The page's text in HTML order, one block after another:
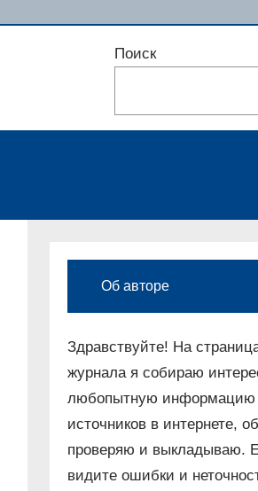
Поиск
Об авторе
Здравствуйте! На
журнала я собираю
любопытную информацию
источников в интернете,
проверяю и выкладываю.
видите ошибки и